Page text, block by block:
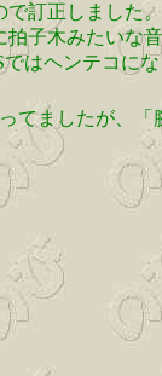
訂正しました。
拍子木みたいな
はヘンテコに
てましたが、「